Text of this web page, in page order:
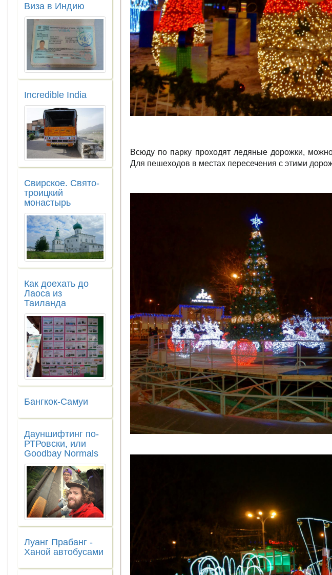
Виза в Индию
Incredible India
Свирское. Свято-
троицкий
монастырь
Как доехать до
Лаоса из
Таиланда
Бангкок-Самуи
Дауншифтинг по-
РТРовски, или
Goodbay Normals
Луанг Прабанг -
Ханой автобусами
Всюду по парку проходят ледяные дорожки,
Для пешеходов в местах пересечения с этими